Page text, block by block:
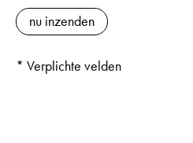
* Verplichte velden